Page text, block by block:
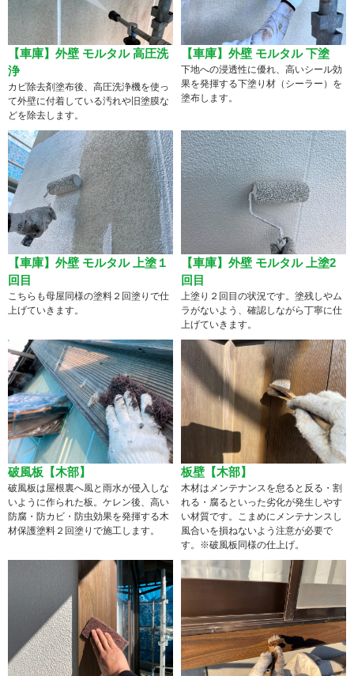
【車庫】外壁 モルタル 高圧洗
浄
カビ除去剤塗布後、高圧洗浄機を使っ
て外壁に付着している汚れや旧塗膜な
どを除去します。
【車庫】外壁 モルタル 下塗
下地への浸透性に優れ、高いシール効
果を発揮する下塗り材（シーラー）を
塗布します。
【車庫】外壁 モルタル 上塗１
回目
こちらも母屋同様の塗料２回塗りで仕
上げていきます。
【車庫】外壁 モルタル 上塗2
回目
上塗り２回目の状況です。塗残しやム
ラがないよう、確認しながら丁寧に仕
上げていきます。
破風板【木部】
破風板は屋根裏へ風と雨水が侵入しな
いように作られた板。ケレン後、高い
防腐・防カビ・防虫効果を発揮する木
材保護塗料２回塗りで施工します。
板壁【木部】
木材はメンテナンスを怠ると反る・割
れる・腐るといった劣化が発生しやす
い材質です。こまめにメンテナンスし
風合いを損ねないよう注意が必要で
す。※破風板同様の仕上げ。